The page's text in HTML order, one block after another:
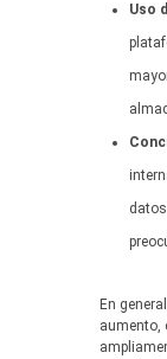
Uso
En
aumento,